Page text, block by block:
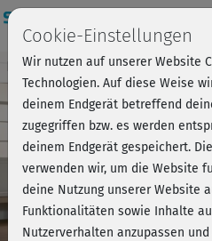
Kursvorschau - Jetzt mitmachen!
Cookie-Einstellungen
Wir nutzen auf unserer Website
Technologien. Auf diese Weise
deinem Endgerät betreffend
zugegriffen bzw. es werden
deinem Endgerät gespeichert.
verwenden wir, um die Website
deine Nutzung unserer Website
Funktionalitäten sowie Inhalte
Nutzerverhalten anzupassen